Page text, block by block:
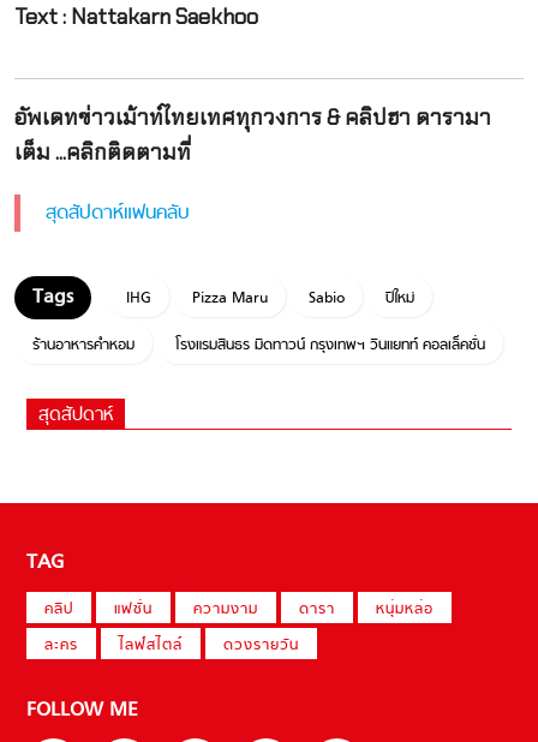
Text : Nattakarn Saekhoo
อัพเดทข่าวเม้าท์ไทยเทศทุกวงการ & คลิปฮา ดารามา
เต็ม ...คลิกติดตามที่
สุดสัปดาห์แฟนคลับ
IHG Pizza Maru Sabio
ปีใหม่
ร้านอาหารคำหอม
โรงแรมสินธร มิดทาวน์ กรุงเทพฯ วีนแยทท์ คอลเล็คชั่น
สุดสัปดาห์
TAG
คลิป แฟชั่น ความงาม ดารา
หนุ่มหล่อ
ละคร
ไลฟ์สไตล์ ดวงรายวัน
FOLLOW ME